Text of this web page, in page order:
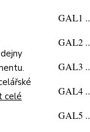
celé
GAL1
GAL2
GAL3
GAL4
GAL5